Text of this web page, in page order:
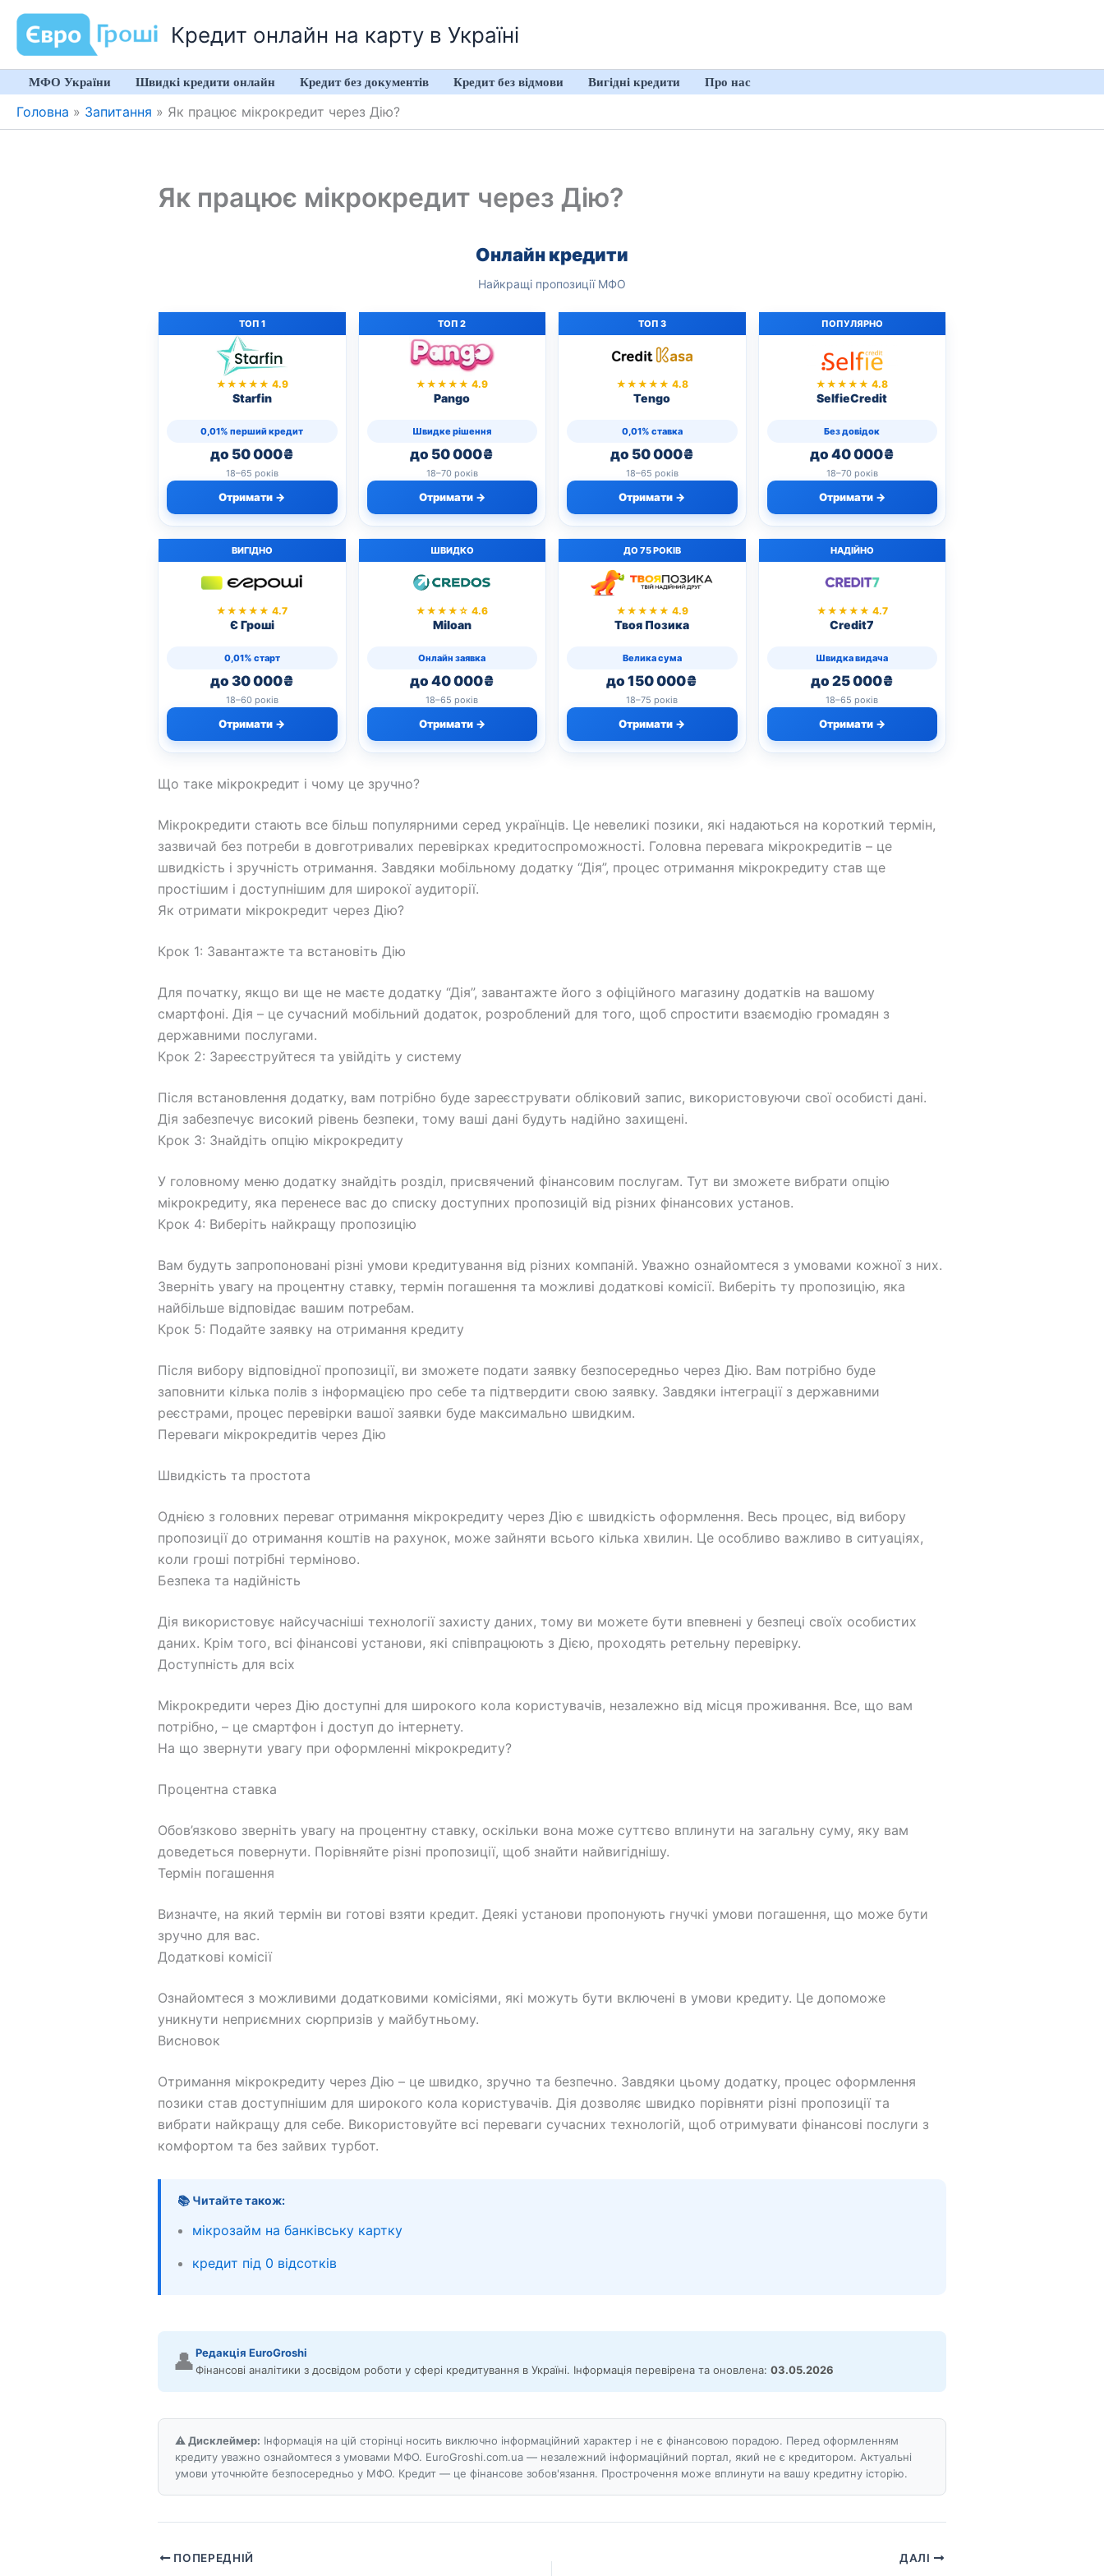
Перейти
вмісту
Кредит онлайн на карту в Україні
МФО України Швидкі кредити онлайн Кредит без документів Кредит без відмови Вигідні кредити Про нас
Головна » Запитання » Як працює мікрокредит через Дію?
Як працює мікрокредит через Дію?
Онлайн кредити
Найкращі пропозиції МФО
ТОП 1
★★★★★ 4.9
Starfin
0,01% перший кредит
до 50 000₴
18–65 років
Отримати →
ТОП 2
★★★★★ 4.9
Pango
Швидке рішення
до 50 000₴
18–70 років
Отримати →
ТОП 3
★★★★★ 4.8
Tengo
0,01% ставка
до 50 000₴
18–65 років
Отримати →
ПОПУЛЯРНО
★★★★★ 4.8
SelfieCredit
Без довідок
до 40 000₴
18–70 років
Отримати →
ВИГІДНО
★★★★★ 4.7
Є Гроші
0,01% старт
до 30 000₴
18–60 років
Отримати →
ШВИДКО
★★★★☆ 4.6
Miloan
Онлайн заявка
до 40 000₴
18–65 років
Отримати →
ДО 75 РОКІВ
★★★★★ 4.9
Твоя Позика
Велика сума
до 150 000₴
18–75 років
Отримати →
НАДІЙНО
★★★★★ 4.7
Credit7
Швидка видача
до 25 000₴
18–65 років
Отримати →
Що таке мікрокредит і чому це зручно?
Мікрокредити стають все більш популярними серед українців. Це невеликі позики, які надаються на короткий термін,
зазвичай без потреби в довготривалих перевірках кредитоспроможності. Головна перевага мікрокредитів – це
швидкість і зручність отримання. Завдяки мобільному додатку “Дія”, процес отримання мікрокредиту став ще
простішим і доступнішим для широкої аудиторії.
Як отримати мікрокредит через Дію?
Крок 1: Завантажте та встановіть Дію
Для початку, якщо ви ще не маєте додатку “Дія”, завантажте його з офіційного магазину додатків на вашому
смартфоні. Дія – це сучасний мобільний додаток, розроблений для того, щоб спростити взаємодію громадян з
державними послугами.
Крок 2: Зареєструйтеся та увійдіть у систему
Після встановлення додатку, вам потрібно буде зареєструвати обліковий запис, використовуючи свої особисті дані.
Дія забезпечує високий рівень безпеки, тому ваші дані будуть надійно захищені.
Крок 3: Знайдіть опцію мікрокредиту
У головному меню додатку знайдіть розділ, присвячений фінансовим послугам. Тут ви зможете вибрати опцію
мікрокредиту, яка перенесе вас до списку доступних пропозицій від різних фінансових установ.
Крок 4: Виберіть найкращу пропозицію
Вам будуть запропоновані різні умови кредитування від різних компаній. Уважно ознайомтеся з умовами кожної з них.
Зверніть увагу на процентну ставку, термін погашення та можливі додаткові комісії. Виберіть ту пропозицію, яка
найбільше відповідає вашим потребам.
Крок 5: Подайте заявку на отримання кредиту
Після вибору відповідної пропозиції, ви зможете подати заявку безпосередньо через Дію. Вам потрібно буде
заповнити кілька полів з інформацією про себе та підтвердити свою заявку. Завдяки інтеграції з державними
реєстрами, процес перевірки вашої заявки буде максимально швидким.
Переваги мікрокредитів через Дію
Швидкість та простота
Однією з головних переваг отримання мікрокредиту через Дію є швидкість оформлення. Весь процес, від вибору
пропозиції до отримання коштів на рахунок, може зайняти всього кілька хвилин. Це особливо важливо в ситуаціях,
коли гроші потрібні терміново.
Безпека та надійність
Дія використовує найсучасніші технології захисту даних, тому ви можете бути впевнені у безпеці своїх особистих
даних. Крім того, всі фінансові установи, які співпрацюють з Дією, проходять ретельну перевірку.
Доступність для всіх
Мікрокредити через Дію доступні для широкого кола користувачів, незалежно від місця проживання. Все, що вам
потрібно, – це смартфон і доступ до інтернету.
На що звернути увагу при оформленні мікрокредиту?
Процентна ставка
Обов’язково зверніть увагу на процентну ставку, оскільки вона може суттєво вплинути на загальну суму, яку вам
доведеться повернути. Порівняйте різні пропозиції, щоб знайти найвигіднішу.
Термін погашення
Визначте, на який термін ви готові взяти кредит. Деякі установи пропонують гнучкі умови погашення, що може бути
зручно для вас.
Додаткові комісії
Ознайомтеся з можливими додатковими комісіями, які можуть бути включені в умови кредиту. Це допоможе
уникнути неприємних сюрпризів у майбутньому.
Висновок
Отримання мікрокредиту через Дію – це швидко, зручно та безпечно. Завдяки цьому додатку, процес оформлення
позики став доступнішим для широкого кола користувачів. Дія дозволяє швидко порівняти різні пропозиції та
вибрати найкращу для себе. Використовуйте всі переваги сучасних технологій, щоб отримувати фінансові послуги з
комфортом та без зайвих турбот.
📚 Читайте також:
мікрозайм на банківську картку
кредит під 0 відсотків
👤Редакція EuroGroshi
Фінансові аналітики з досвідом роботи у сфері кредитування в Україні. Інформація перевірена та оновлена: 03.05.2026
⚠️ Дисклеймер: Інформація на цій сторінці носить виключно інформаційний характер і не є фінансовою порадою. Перед оформленням
кредиту уважно ознайомтеся з умовами МФО. EuroGroshi.com.ua — незалежний інформаційний портал, який не є кредитором. Актуальні
умови уточнюйте безпосередньо у МФО. Кредит — це фінансове зобов'язання. Прострочення може вплинути на вашу кредитну історію.
ПОПЕРЕДНІЙ ДАЛІ